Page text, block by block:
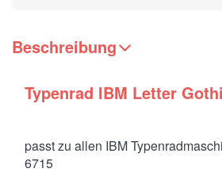
Beschreibung
Typenrad IBM Letter
passt zu allen IBM
6715